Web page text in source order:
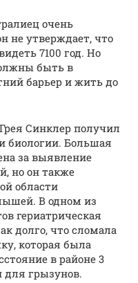
очень
не утверждает, что
7100 год. Но
быть в
барьер и жить до
Синклер получил
биологии. Большая
за выявление
но он также
области
В одном из
гериатрическая
долго, что сломала
которая была
в районе 3
для грызунов.